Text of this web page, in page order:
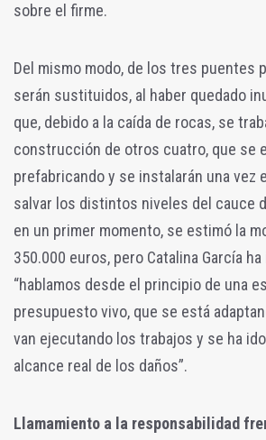
sobre el firme.
Del mismo modo, de los tres puentes
serán sustituidos, al haber quedado
que, debido a la caída de rocas, se
construcción de otros cuatro, que se
prefabricando y se instalarán una vez
salvar los distintos niveles del cauce
en un primer momento, se estimó la
350.000 euros, pero Catalina García
“hablamos desde el principio de una
presupuesto vivo, que se está
van ejecutando los trabajos y se ha
alcance real de los daños”.
Llamamiento a la responsabilidad